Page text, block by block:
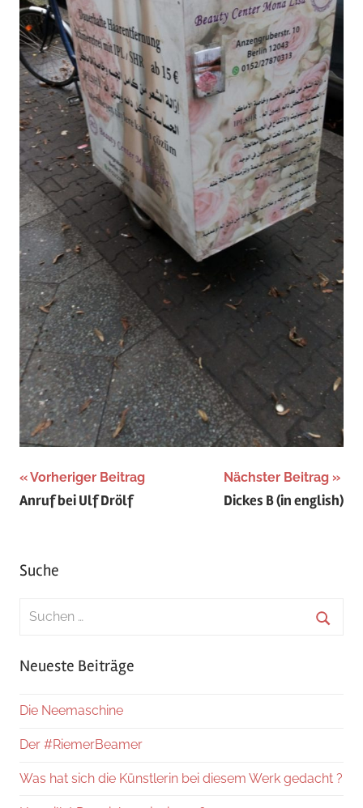
Beitragsnavigation
Vorheriger Beitrag
Anruf bei Ulf Drölf
Nächster Beitrag
Dickes B (in english)
Suche
Suchen
Neueste Beiträge
Die Neemaschine
Der #RiemerBeamer
Was hat sich die Künstlerin bei diesem Werk gedacht ?